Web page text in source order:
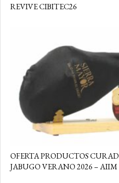
REVIVE CIBITEC26
OFERTA PRODUCTOS
JABUGO VERANO 2026 – AIIM